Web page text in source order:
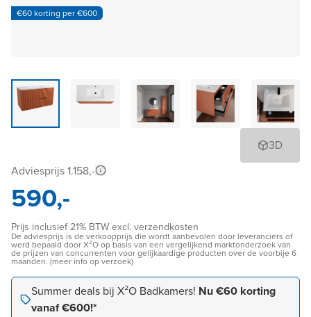
€60 korting per €600
3D
Adviesprijs 1.158,-
590,-
Prijs inclusief 21% BTW excl. verzendkosten
De adviesprijs is de verkoopprijs die wordt aanbevolen door leveranciers of
werd bepaald door X²O op basis van een vergelijkend marktonderzoek van
de prijzen van concurrenten voor gelijkaardige producten over de voorbije 6
maanden. (meer info op verzoek)
Summer deals bij X²O Badkamers! Nu €60 korting
vanaf €600!*